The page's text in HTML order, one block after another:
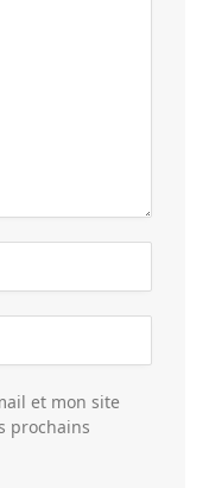
et mon site
prochains